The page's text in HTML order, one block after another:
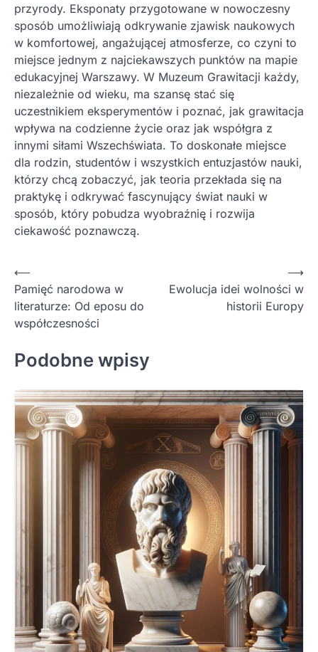
przyrody. Eksponaty przygotowane w nowoczesny
sposób umożliwiają odkrywanie zjawisk naukowych
w komfortowej, angażującej atmosferze, co czyni to
miejsce jednym z najciekawszych punktów na mapie
edukacyjnej Warszawy. W Muzeum Grawitacji każdy,
niezależnie od wieku, ma szansę stać się
uczestnikiem eksperymentów i poznać, jak grawitacja
wpływa na codzienne życie oraz jak współgra z
innymi siłami Wszechświata. To doskonałe miejsce
dla rodzin, studentów i wszystkich entuzjastów nauki,
którzy chcą zobaczyć, jak teoria przekłada się na
praktykę i odkrywać fascynujący świat nauki w
sposób, który pobudza wyobraźnię i rozwija
ciekawość poznawczą.
Nawigacja
wpisu
⟵
Pamięć narodowa w
literaturze: Od eposu do
współczesności
Ewolucja idei wolności w
historii Europy
⟶
Podobne wpisy